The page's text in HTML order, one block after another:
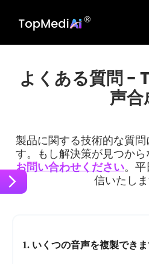
いつでも・どこでも制作できます。
よくある質問 -
声合
製品に関する技術的な質
す。もし解決策が見つか
お問い合わせください。平
信いたし
1. いくつの音声を複製でき